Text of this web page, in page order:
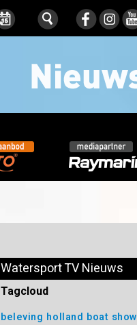
Watersport TV Nieuws
Tagcloud
beleving holland boat show